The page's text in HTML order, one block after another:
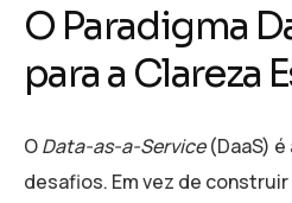
O Paradigma
para a Clareza
OData-as-a-Service(DaaS) é
desafios. Em vez de construir